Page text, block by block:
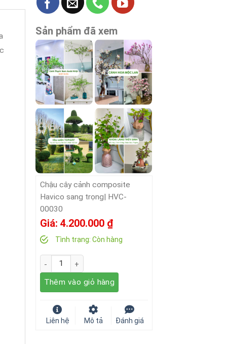
Sản phẩm đã xem
Chậu cây cảnh composite
Havico sang trọng| HVC-
00030
Giá: 4.200.000 ₫
Tình trạng: Còn hàng
Số lượng
Thêm vào giỏ hàng
Liên hệ Mô tả Đánh giá